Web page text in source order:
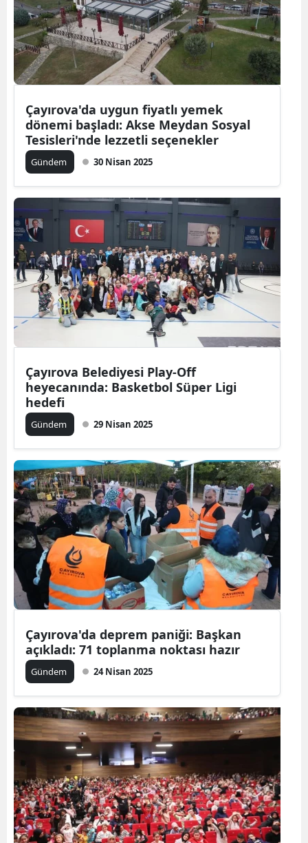
Çayırova'da uygun fiyatlı yemek
dönemi başladı: Akse Meydan Sosyal
Tesisleri'nde lezzetli seçenekler
Gündem 30 Nisan 2025
Çayırova Belediyesi Play-Off
heyecanında: Basketbol Süper Ligi
hedefi
Gündem 29 Nisan 2025
Çayırova'da deprem paniği: Başkan
açıkladı: 71 toplanma noktası hazır
Gündem 24 Nisan 2025